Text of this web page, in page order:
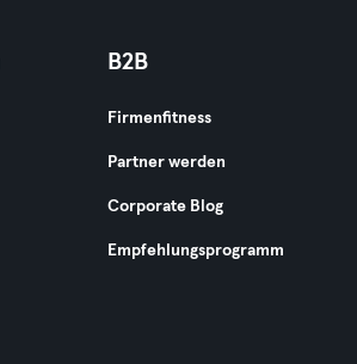
B2B
Firmenfitness
Partner werden
Corporate Blog
Empfehlungsprogramm